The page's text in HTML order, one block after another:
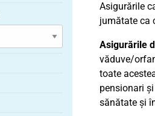
Asigurările
jumătate ca
Asigurările
văduve/
toate
pensionari
sănătate și